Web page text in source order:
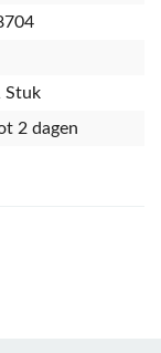
Stuk
2 dagen